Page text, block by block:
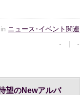
in ニュース･イベント関連
- | -
望のNewアルバ